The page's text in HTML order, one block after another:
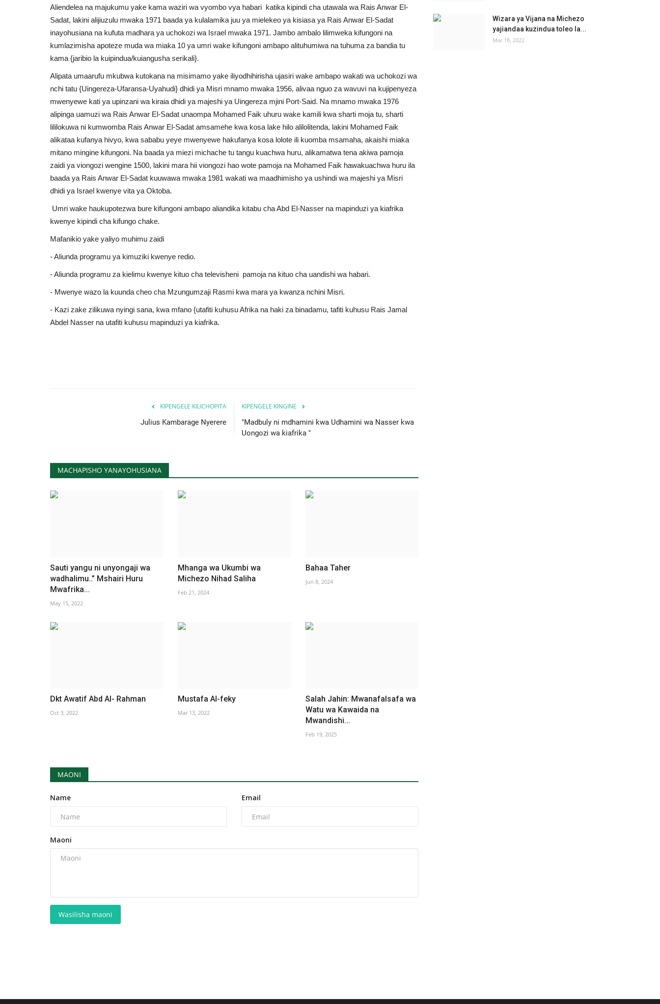
Aliendelea na majukumu yake kama waziri wa vyombo vya habari katika kipindi cha utawala wa Rais Anwar El-
Sadat, lakini alijiuzulu mwaka 1971 baada ya kulalamika juu ya mielekeo ya kisiasa ya Rais Anwar El-Sadat
inayohusiana na kufuta madhara ya uchokozi wa Israel mwaka 1971. Jambo ambalo lilimweka kifungoni na
kumlazimisha apoteze muda wa miaka 10 ya umri wake kifungoni ambapo alituhumiwa na tuhuma za bandia tu
kama {jaribio la kuipindua/kuiangusha serikali}.
Alipata umaarufu mkubwa kutokana na misimamo yake iliyodhihirisha ujasiri wake ambapo wakati wa uchokozi wa
nchi tatu {Uingereza-Ufaransa-Uyahudi} dhidi ya Misri mnamo mwaka 1956, alivaa nguo za wavuvi na kujipenyeza
mwenyewe kati ya upinzani wa kiraia dhidi ya majeshi ya Uingereza mjini Port-Said. Na mnamo mwaka 1976
alipinga uamuzi wa Rais Anwar El-Sadat unaompa Mohamed Faik uhuru wake kamili kwa sharti moja tu, sharti
lililokuwa ni kumwomba Rais Anwar El-Sadat amsamehe kwa kosa lake hilo alilolitenda, lakini Mohamed Faik
alikataa kufanya hivyo, kwa sababu yeye mwenyewe hakufanya kosa lolote ili kuomba msamaha, akaishi miaka
mitano mingine kifungoni. Na baada ya miezi michache tu tangu kuachwa huru, alikamatwa tena akiwa pamoja
zaidi ya viongozi wengine 1500, lakini mara hii viongozi hao wote pamoja na Mohamed Faik hawakuachwa huru ila
baada ya Rais Anwar El-Sadat kuuwawa mwaka 1981 wakati wa maadhimisho ya ushindi wa majeshi ya Misri
dhidi ya Israel kwenye vita ya Oktoba.
Umri wake haukupotezwa bure kifungoni ambapo aliandika kitabu cha Abd El-Nasser na mapinduzi ya kiafrika
kwenye kipindi cha kifungo chake.
Mafanikio yake yaliyo muhimu zaidi
- Aliunda programu ya kimuziki kwenye redio.
- Aliunda programu za kielimu kwenye kituo cha televisheni pamoja na kituo cha uandishi wa habari.
- Mwenye wazo la kuunda cheo cha Mzungumzaji Rasmi kwa mara ya kwanza nchini Misri.
- Kazi zake zilikuwa nyingi sana, kwa mfano {utafiti kuhusu Afrika na haki za binadamu, tafiti kuhusu Rais Jamal
Abdel Nasser na utafiti kuhusu mapinduzi ya kiafrika.
KIPENGELE KILICHOPITA
Julius Kambarage Nyerere
KIPENGELE KINGINE
"Madbuly ni mdhamini kwa Udhamini wa Nasser kwa
Uongozi wa kiafrika "
MACHAPISHO YANAYOHUSIANA
Sauti yangu ni unyongaji wa
wadhalimu..” Mshairi Huru
Mwafrika...
May 15, 2022
Mhanga wa Ukumbi wa
Michezo Nihad Saliha
Feb 21, 2024
Bahaa Taher
Jun 8, 2024
Dkt Awatif Abd Al- Rahman
Oct 3, 2022
Mustafa Al-feky
Mar 13, 2022
Salah Jahin: Mwanafalsafa wa
Watu wa Kawaida na
Mwandishi...
Feb 19, 2025
MAONI
Name Email
Maoni
Wasilisha maoni
Wizara ya Vijana na Michezo
yajiandaa kuzindua toleo la...
Mar 18, 2022